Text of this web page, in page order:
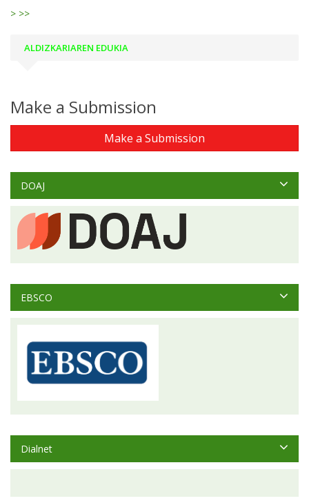
> >>
ALDIZKARIAREN EDUKIA
Make a Submission
Make a Submission
DOAJ
EBSCO
Dialnet